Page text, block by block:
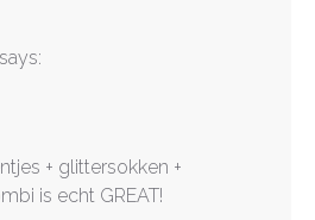
says:
+ glittersokken +
is echt GREAT!